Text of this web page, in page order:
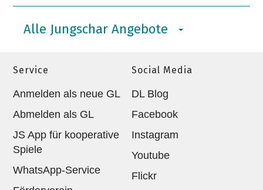
Alle Jungschar Angebote
Service
Anmelden als neue GL
Abmelden als GL
JS App für kooperative
Spiele
WhatsApp-Service
Social Media
DL Blog
Facebook
Instagram
Youtube
Flickr